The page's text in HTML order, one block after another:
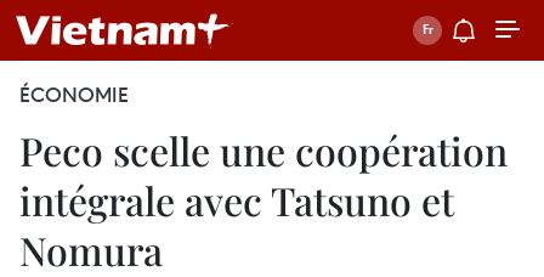
ÉCONOMIE
Peco scelle une coopération
intégrale avec Tatsuno et
Nomura